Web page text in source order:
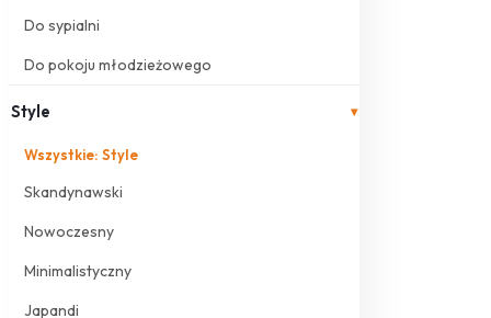
Do sypialni
Do pokoju młodzieżowego
Style ▾
Wszystkie: Style
Skandynawski
Nowoczesny
Minimalistyczny
Japandi